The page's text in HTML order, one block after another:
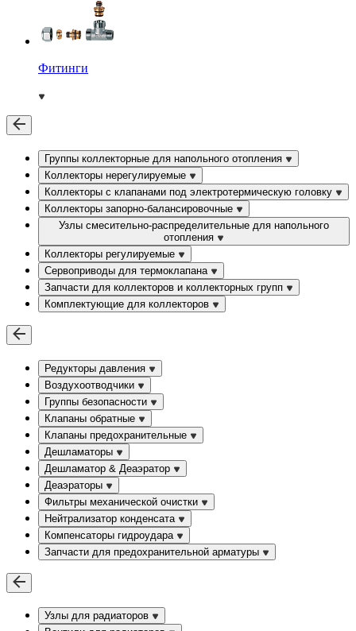
Фитинги
Группы коллекторные для напольного отопления
Коллекторы нерегулируемые
Коллекторы с клапанами под электротермическую головку
Коллекторы запорно-балансировочные
Узлы смесительно-распределительные для напольного
отопления
Коллекторы регулируемые
Сервоприводы для термоклапана
Запчасти для коллекторов и коллекторных групп
Комплектующие для коллекторов
Редукторы давления
Воздухоотводчики
Группы безопасности
Клапаны обратные
Клапаны предохранительные
Дешламаторы
Дешламатор & Деаэратор
Деаэраторы
Фильтры механической очистки
Нейтрализатор конденсата
Компенсаторы гидроудара
Запчасти для предохранительной арматуры
Узлы для радиаторов